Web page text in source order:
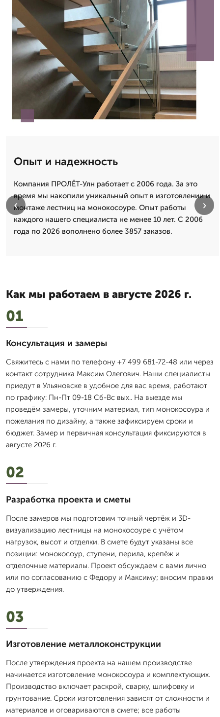
Опыт и надежность
Компания ПРОЛЁТ-Улн работает с 2006 года. За это
время мы накопили уникальный опыт в изготовлении и
монтаже лестниц на монокосоуре. Опыт работы
каждого нашего специалиста не менее 10 лет. С 2006
года по 2026 вополнено более 3857 заказов.
‹ ›
Как мы работаем в августе 2026 г.
01
Консультация и замеры
Свяжитесь с нами по телефону +7 499 681-72-48 или через
контакт сотрудника Максим Олегович. Наши специалисты
приедут в Ульяновске в удобное для вас время, работают
по графику: Пн-Пт 09-18 Сб-Вс вых.. На выезде мы
проведём замеры, уточним материал, тип монокосоура и
пожелания по дизайну, а также зафиксируем сроки и
бюджет. Замер и первичная консультация фиксируются в
августе 2026 г.
02
Разработка проекта и сметы
После замеров мы подготовим точный чертёж и 3D-
визуализацию лестницы на монокосоуре с учётом
нагрузок, высот и отделки. В смете будут указаны все
позиции: монокосоур, ступени, перила, крепёж и
отделочные материалы. Проект обсуждаем с вами лично
или по согласованию с Федору и Максиму; вносим правки
до утверждения.
03
Изготовление металлоконструкции
После утверждения проекта на нашем производстве
начинается изготовление монокосоура и комплектующих.
Производство включает раскрой, сварку, шлифовку и
грунтование. Сроки изготовления зависят от сложности и
материалов и оговариваются в смете; все работы